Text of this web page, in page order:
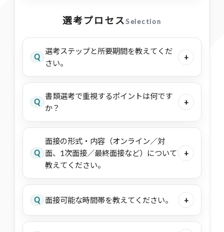
選考プロセスSelection
Q
選考ステップと所要期間を教えてくだ
さい。
+
Q
書類選考で重視するポイントは何です
か？
+
Q
面接の形式・内容（オンライン／対
面、1次面接／最終面接など）について
教えてください。
+
Q 面接可能な時間帯を教えてください。 +